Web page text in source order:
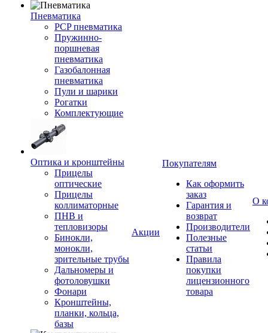
Пневматика
PCP пневматика
Пружинно-
поршневая
пневматика
Газобалонная
пневматика
Пули и шарики
Рогатки
Комплектующие
Оптика и кронштейны
Прицелы
оптические
Прицелы
коллиматорные
ПНВ и
тепловизоры
Бинокли,
монокли,
зрительные трубы
Дальномеры и
фотоловушки
Фонари
Кронштейны,
планки, кольца,
базы
Акции
Покупателям
Как оформить
заказ
Гарантия и
возврат
Производители
Полезные
статьи
Правила
покупки
лицензионного
товара
О